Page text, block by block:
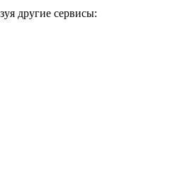
другие сервисы: